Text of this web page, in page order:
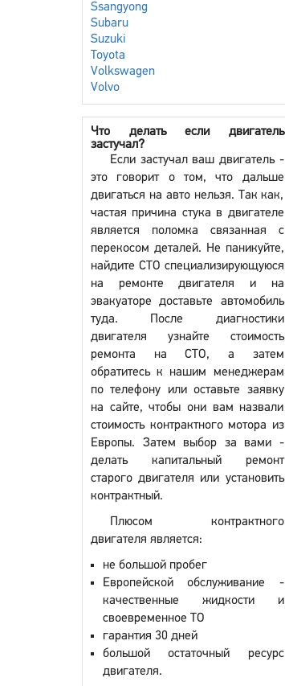
Ssangyong
Subaru
Suzuki
Toyota
Volkswagen
Volvo
Что делать если двигатель
застучал?
Если застучал ваш двигатель -
это говорит о том, что дальше
двигаться на авто нельзя. Так как,
частая причина стука в двигателе
является поломка связанная с
перекосом деталей. Не паникуйте,
найдите СТО специализирующуюся
на ремонте двигателя и на
эвакуаторе доставьте автомобиль
туда. После диагностики
двигателя узнайте стоимость
ремонта на СТО, а затем
обратитесь к нашим менеджерам
по телефону или оставьте заявку
на сайте, чтобы они вам назвали
стоимость контрактного мотора из
Европы. Затем выбор за вами -
делать капитальный ремонт
старого двигателя или установить
контрактный.
Плюсом контрактного
двигателя является:
не большой пробег
Европейской обслуживание -
качественные жидкости и
своевременное ТО
гарантия 30 дней
большой остаточный ресурс
двигателя.